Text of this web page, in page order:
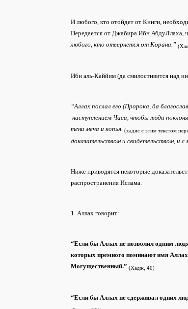
И любого, кто отойдет от Книги,
Передается от Джабира Ибн АбдуЛлаха,
любого, кто отвернется от Корана.”
Ибн аль-Каййим (да смилостивится над
“Аллах послал его (Пророка, да
наступлением Часа, чтобы люди
тени меча и копья. (хадис с этим текстом
доказательством и свидетельством, и
Ниже приводятся некоторые
распространения Ислама.
1. Аллах говорит:
“Если бы Аллах не позволил одним
которых премного поминают имя
Могущественный.” (Хадж, 40)
“Если бы Аллах не сдерживал одних